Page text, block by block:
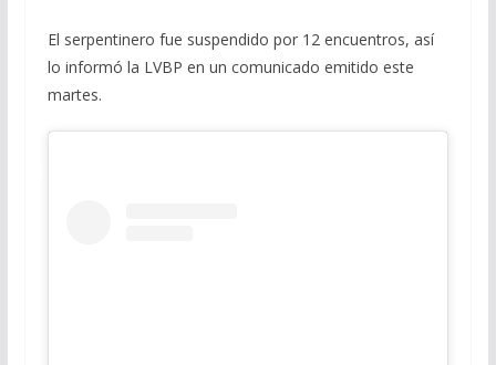
El serpentinero fue suspendido por 12 encuentros, así
lo informó la LVBP en un comunicado emitido este
martes.